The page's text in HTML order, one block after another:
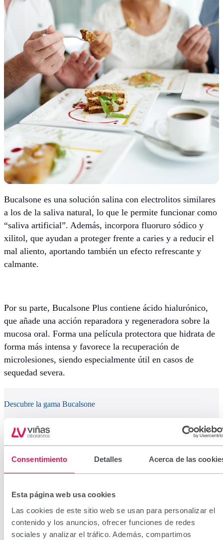
Consentimiento Detalles Acerca de las
Esta página web usa cookies
Las cookies de este sitio web se usan para personalizar el
contenido y los anuncios, ofrecer funciones de redes
sociales y analizar el tráfico. Además, compartimos
Bucalsone es una solución salina con electrolitos similares
a los de la saliva natural, lo que le permite funcionar como
“saliva artificial”. Además, incorpora fluoruro sódico y
xilitol, que ayudan a proteger frente a caries y a reducir el
mal aliento, aportando también un efecto refrescante y
calmante.
Por su parte, Bucalsone Plus contiene ácido hialurónico,
que añade una acción reparadora y regeneradora sobre la
mucosa oral. Forma una película protectora que hidrata de
forma más intensa y favorece la recuperación de
microlesiones, siendo especialmente útil en casos de
sequedad severa.
Descubre la gama Bucalsone
Productos relacionados con el alivio y cuidado de la salud